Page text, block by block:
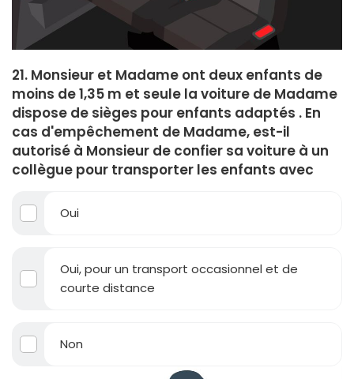
21. Monsieur et Madame ont deux enfants de
moins de 1,35 m et seule la voiture de Madame
dispose de sièges pour enfants adaptés . En
cas d'empêchement de Madame, est-il
autorisé à Monsieur de confier sa voiture à un
collègue pour transporter les enfants avec
Oui
Oui, pour un transport occasionnel et de
courte distance
Non